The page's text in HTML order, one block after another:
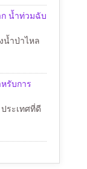
ก น้ำท่วมฉับ
น้ำป่าไหล
รับการ
ระเทศที่ดี